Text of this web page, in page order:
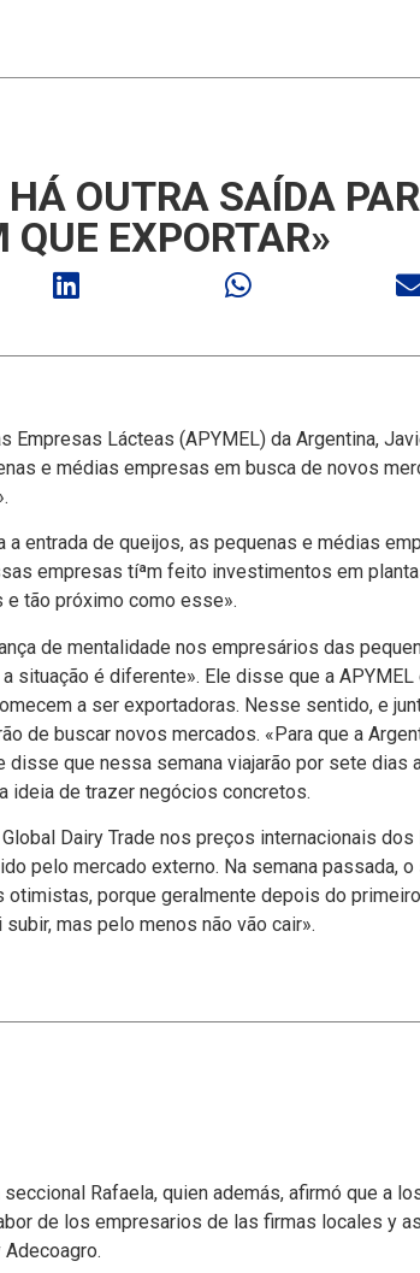
OUTRA SAÍ­DA
QUE EXPORTAR»
Lácteas (APYMEL) da Argentina,
e médias empresas em busca de novos
entrada de queijos, as pequenas e médias
empresas tíªm feito investimentos em
tão próximo como esse».
de mentalidade nos empresários das
situação é diferente». Ele disse que a
a ser exportadoras. Nesse sentido, e
de buscar novos mercados. «Para que a
disse que nessa semana viajarão por sete
ideia de trazer negócios concretos.
Dairy Trade nos preços internacionais
pelo mercado externo. Na semana passada,
porque geralmente depois do
mas pelo menos não vão cair».
Rafaela, quien además, afirmó que a
de los empresarios de las firmas locales y